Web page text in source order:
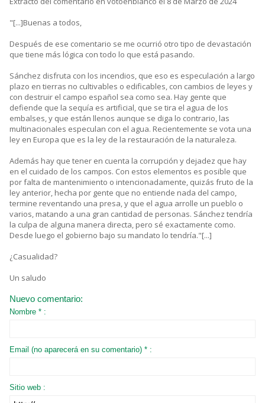
"[...]Buenas a todos,
Después de ese comentario se me ocurrió otro tipo de devastación
que tiene más lógica con todo lo que está pasando.
Sánchez disfruta con los incendios, que eso es especulación a largo
plazo en tierras no cultivables o edificables, con cambios de leyes y
con destruir el campo español sea como sea. Hay gente que
defiende que la sequía es artificial, que se tira el agua de los
embalses, y que están llenos aunque se diga lo contrario, las
multinacionales especulan con el agua. Recientemente se vota una
ley en Europa que es la ley de la restauración de la naturaleza.
Además hay que tener en cuenta la corrupción y dejadez que hay
en el cuidado de los campos. Con estos elementos es posible que
por falta de mantenimiento o intencionadamente, quizás fruto de la
ley anterior, hecha por gente que no entiende nada del campo,
termine reventando una presa, y que el agua arrolle un pueblo o
varios, matando a una gran cantidad de personas. Sánchez tendría
la culpa de alguna manera directa, pero sé exactamente como.
Desde luego el gobierno bajo su mandato lo tendría."[...]
¿Casualidad?
Un saludo
Nuevo comentario:
Nombre * :
Email (no aparecerá en su comentario) * :
Sitio web :